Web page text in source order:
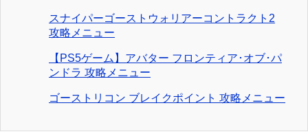
スナイパーゴーストウォリアーコントラクト2
攻略メニュー
【PS5ゲーム】アバター フロンティア･オブ･パ
ンドラ 攻略メニュー
ゴーストリコン ブレイクポイント 攻略メニュー